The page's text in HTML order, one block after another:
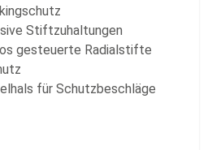
Stiftzuhaltungen
gesteuerte Radialstifte
für Schutzbeschläge